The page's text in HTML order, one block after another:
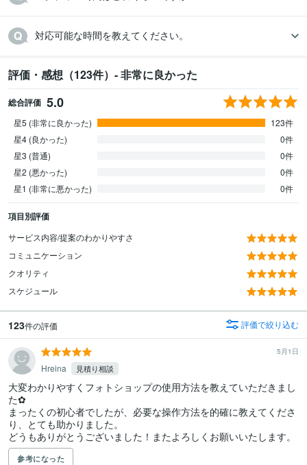
対応可能な時間を教えてください。
評価・感想（123件）- 非常に良かった
総合評価 5.0
星5 (非常に良かった)
123件
星4 (良かった)
0件
星3 (普通)
0件
星2 (悪かった)
0件
星1 (非常に悪かった)
0件
項目別評価
サービス内容/提案のわかりやすさ
コミュニケーション
クオリティ
スケジュール
123件の評価 評価で絞り込む
5月1日
Hreina 見積り相談
大変わかりやすくフォトショップの使用方法を教えていただきまし
た✿
まったくの初心者でしたが、必要な操作方法を的確に教えてくださ
り、とても助かりました。
どうもありがとうございました！またよろしくお願いいたします。
参考になった